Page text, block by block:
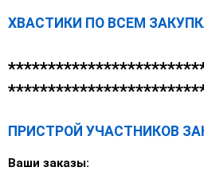
ХВАСТИКИ ПО ВСЕМ
ПРИСТРОЙ УЧАСТНИКОВ
Ваши заказы: